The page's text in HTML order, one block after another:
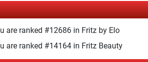
are ranked #12686 in Fritz by Elo
are ranked #14164 in Fritz Beauty